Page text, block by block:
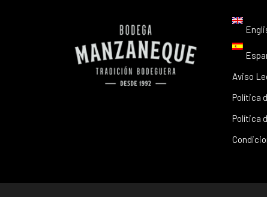
Aviso
Política
Política